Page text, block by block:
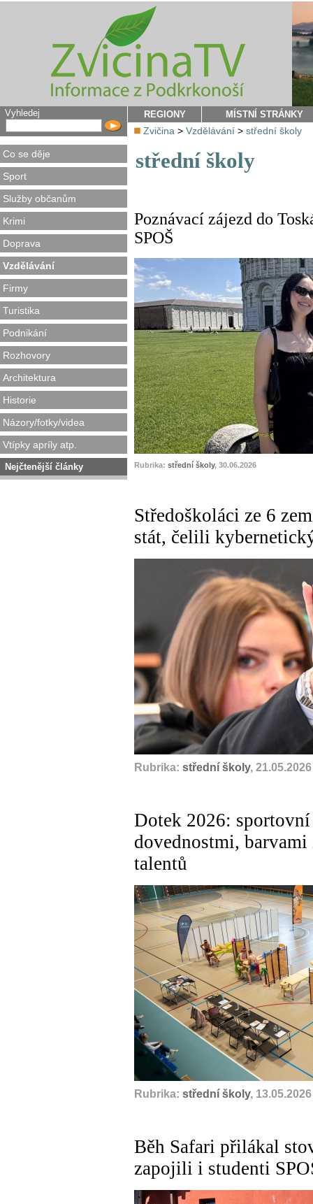
Vyhledej
Co se děje
Sport
Služby občanům
Krimi
Doprava
Vzdělávání
Firmy
Turistika
Podnikání
Rozhovory
Architektura
Historie
Názory/fotky/videa
Vtípky apríly atp.
Nejčtenější články
REGIONY MÍSTNÍ STRÁNKY
Zvičina > Vzdělávání > střední školy
střední školy
Poznávací zájezd do
SPOŠ
Rubrika: střední školy, 30.06.2026
Středoškoláci ze 6
stát, čelili
Rubrika: střední školy, 21.05.2026
Dotek 2026:
dovednostmi,
talentů
Rubrika: střední školy, 13.05.2026
Běh Safari přilákal
zapojili i studenti